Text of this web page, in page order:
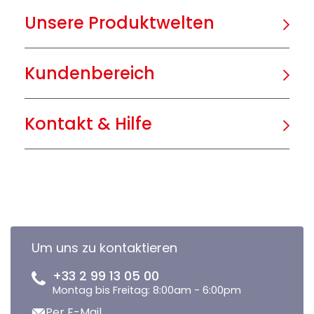
Unsere Produktwelten
Kundenbereich
Kontakt & Hilfe
Um uns zu kontaktieren
+33 2 99 13 05 00
Montag bis Freitag: 8:00am - 6:00pm